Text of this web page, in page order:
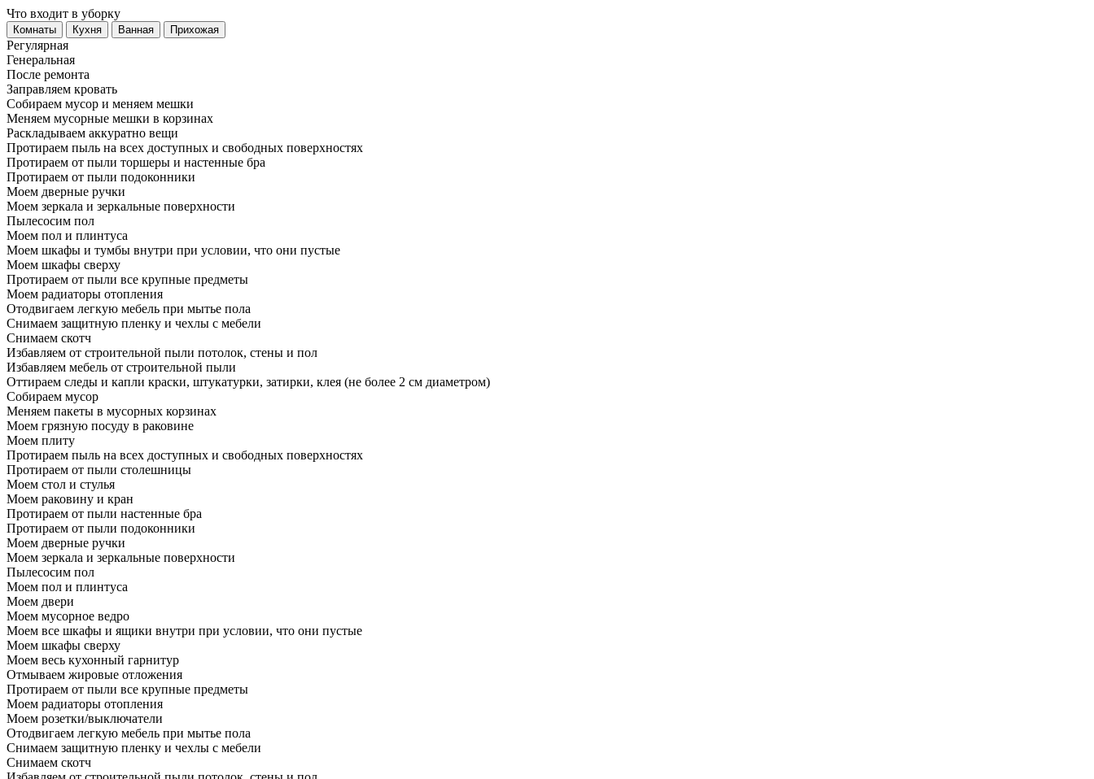
Что входит в уборку
Регу­лярная
Гене­ральная
После ремонта
Заправляем кровать
Собираем мусор и меняем мешки
Меняем мусорные мешки в корзинах
Раскладываем аккуратно вещи
Протираем пыль на всех доступных и свободных поверхностях
Протираем от пыли торшеры и настенные бра
Протираем от пыли подоконники
Моем дверные ручки
Моем зеркала и зеркальные поверхности
Пылесосим пол
Моем пол и плинтуса
Моем шкафы и тумбы внутри при условии, что они пустые
Моем шкафы сверху
Протираем от пыли все крупные предметы
Моем радиаторы отопления
Отодвигаем легкую мебель при мытье пола
Снимаем защитную пленку и чехлы с мебели
Снимаем скотч
Избавляем от строительной пыли потолок, стены и пол
Избавляем мебель от строительной пыли
Оттираем следы и капли краски, штукатурки, затирки, клея (не более 2 см диаметром)
Собираем мусор
Меняем пакеты в мусорных корзинах
Моем грязную посуду в раковине
Моем плиту
Протираем пыль на всех доступных и свободных поверхностях
Протираем от пыли столешницы
Моем стол и стулья
Моем раковину и кран
Протираем от пыли настенные бра
Протираем от пыли подоконники
Моем дверные ручки
Моем зеркала и зеркальные поверхности
Пылесосим пол
Моем пол и плинтуса
Моем двери
Моем мусорное ведро
Моем все шкафы и ящики внутри при условии, что они пустые
Моем шкафы сверху
Моем весь кухонный гарнитур
Отмываем жировые отложения
Протираем от пыли все крупные предметы
Моем радиаторы отопления
Моем розетки/выключатели
Отодвигаем легкую мебель при мытье пола
Снимаем защитную пленку и чехлы с мебели
Снимаем скотч